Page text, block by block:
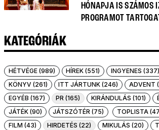
HÓNAPJA IS SZÁMOS
PROGRAMOT
KATEGÓRIÁK
HÉTVÉGE (989) HÍREK (551) INGYENES (337)
KÖNYV (261)
ITT JÁRTUNK (246)
ADVENT
EGYÉB (167)
PR (165) KIRÁNDULÁS (101)
JÁTÉK (90)
JÁTSZÓTÉR (75) TOPLISTA
FILM (43)
HIRDETÉS (22) MIKULÁS (20)